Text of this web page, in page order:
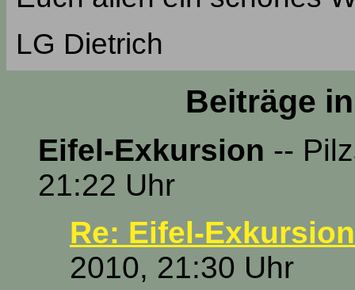
LG Dietrich
Beiträge
Eifel-Exkursion --
21:22 Uhr
Re: Eifel-Exkursion
2010, 21:30 Uhr